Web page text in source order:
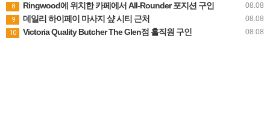
08.08
8 Ringwood에 위치한 카페에서 All-Rounder 포지션 구인
08.08
9 데일리 하이페이 마사지 샾 시티 근처
08.08
10 Victoria Quality Butcher The Glen점 홀직원 구인